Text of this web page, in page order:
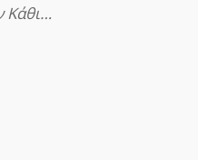
Κάθι…